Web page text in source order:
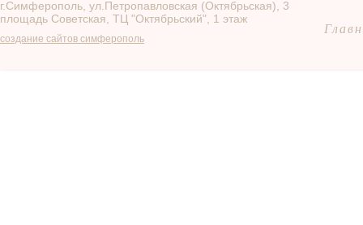
г.Симферополь, ул.Петропавловская (Октябрьская), 3
площадь Советская, ТЦ "Октябрьский", 1 этаж
создание сайтов симферополь